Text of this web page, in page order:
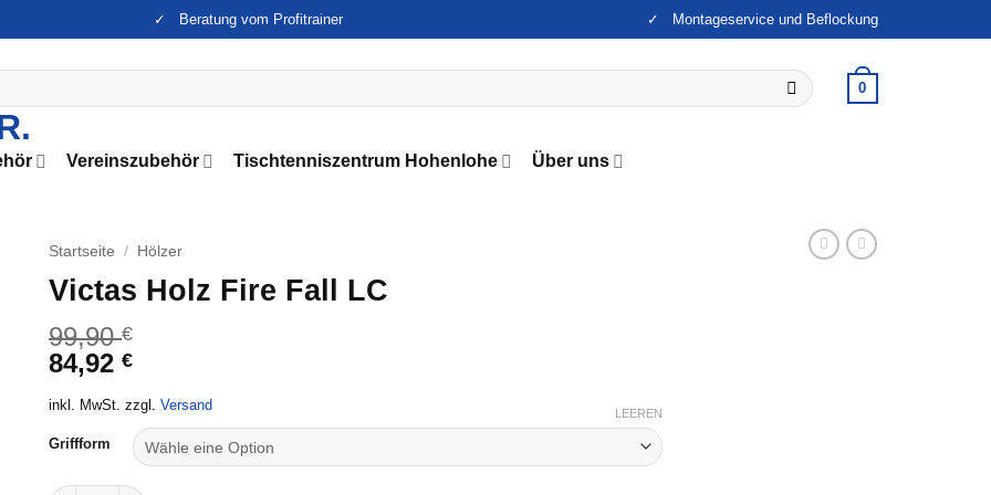
✓ Beratung vom Profitrainer ✓ Montageservice und Beflockung
0
Vereinszubehör Tischtenniszentrum Hohenlohe Über uns
Startseite / Hölzer
Victas Holz Fire Fall LC
99,90€
84,92 €
inkl. MwSt. zzgl. Versand
Griffform
LEEREN